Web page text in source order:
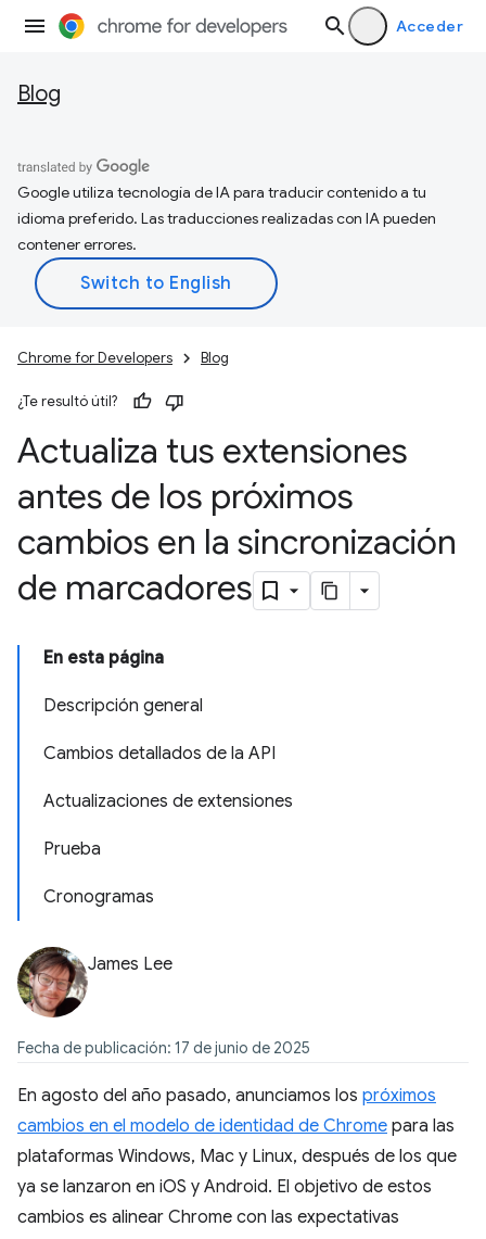
Acceder
Blog
Google utiliza tecnología de IA para traducir contenido a tu
idioma preferido. Las traducciones realizadas con IA pueden
contener errores.
Chrome for Developers Blog
¿Te resultó útil?
Actualiza tus extensiones
antes de los próximos
cambios en la sincronización
de marcadores
En esta página
Descripción general
Cambios detallados de la API
Actualizaciones de extensiones
Prueba
Cronogramas
James Lee
Fecha de publicación: 17 de junio de 2025
En agosto del año pasado, anunciamos los próximos
cambios en el modelo de identidad de Chrome para las
plataformas Windows, Mac y Linux, después de los que
ya se lanzaron en iOS y Android. El objetivo de estos
cambios es alinear Chrome con las expectativas